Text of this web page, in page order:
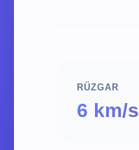
RÜZGAR
6 km/s